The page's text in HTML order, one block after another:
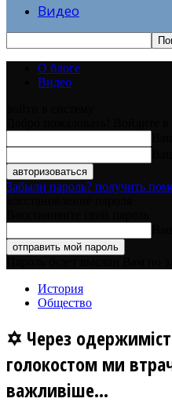
Видео
О блоге
Видео
Забыли пароль? получить
История
Общество
✡️ Через
голокостом ми
важливіше…